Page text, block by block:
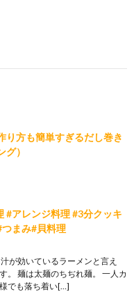
り方も簡単すぎるだし巻き
）
#アレンジ料理 #3分クッキ
まみ#貝料理
が効いているラーメンと言え
。 麺は太麺のちぢれ麺。 一人カ
でも落ち着い[…]